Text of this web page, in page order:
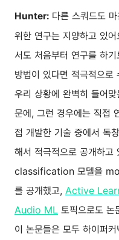
Hunter: 다른 스쿼드도
위한 연구는 지양하고 있
서도 처음부터 연구를 하
방법이 있다면 적극적으로
우리 상황에 완벽히 들어
문에, 그런 경우에는 직접
접 개발한 기술 중에서 독
해서 적극적으로 공개하
classification 모델을
를 공개했고, Active
Audio ML 토픽으로도 논
이 논문들은 모두 하이퍼